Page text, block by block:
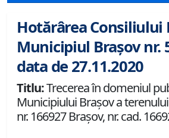
Hotărârea Consiliului
Municipiul Brașov nr.
data de 27.11.2020
Titlu:Trecerea în domeniul
Municipiului Braşov a terenului
nr. 166927 Brașov, nr. cad.